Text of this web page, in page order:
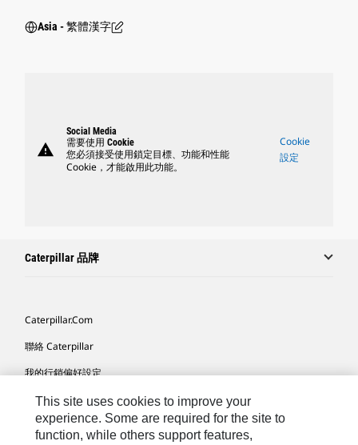
Asia - 繁體漢字
warning
Social Media
需要使用 Cookie
您必須接受使用鎖定目標、功能和性能
Cookie，才能啟用此功能。
Cookie
設定
Caterpillar 品牌
Caterpillar.com
聯絡 Caterpillar
我的行銷偏好設定
網站地圖
Cookie Settings
This site uses cookies to improve your
experience. Some are required for the site to
function, while others support features,